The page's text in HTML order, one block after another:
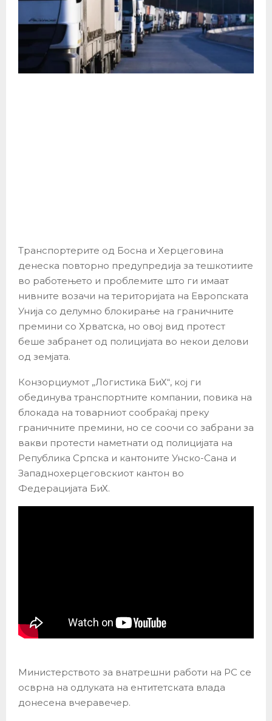
Транспортерите од Босна и Херцеговина
денеска повторно предупредија за тешкотиите
во работењето и проблемите што ги имаат
нивните возачи на територијата на Европската
Унија со делумно блокирање на граничните
премини со Хрватска, но овој вид протест
беше забранет од полицијата во некои делови
од земјата.
Конзорциумот „Логистика БиХ“, кој ги
обединува транспортните компании, повика на
блокада на товарниот сообраќај преку
граничните премини, но се соочи со забрани за
вакви протести наметнати од полицијата на
Република Српска и кантоните Унско-Сана и
Западнохерцеговскиот кантон во
Федерацијата БиХ.
Министерството за внатрешни работи на РС се
осврна на одлуката на ентитетската влада
донесена вчеравечер.